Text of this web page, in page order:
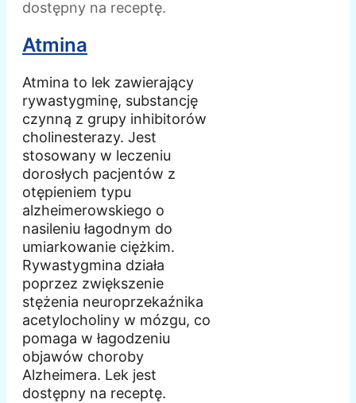
dostępny na receptę.
Atmina
Atmina to lek zawierający
rywastygminę, substancję
czynną z grupy inhibitorów
cholinesterazy. Jest
stosowany w leczeniu
dorosłych pacjentów z
otępieniem typu
alzheimerowskiego o
nasileniu łagodnym do
umiarkowanie ciężkim.
Rywastygmina działa
poprzez zwiększenie
stężenia neuroprzekaźnika
acetylocholiny w mózgu, co
pomaga w łagodzeniu
objawów choroby
Alzheimera. Lek jest
dostępny na receptę.